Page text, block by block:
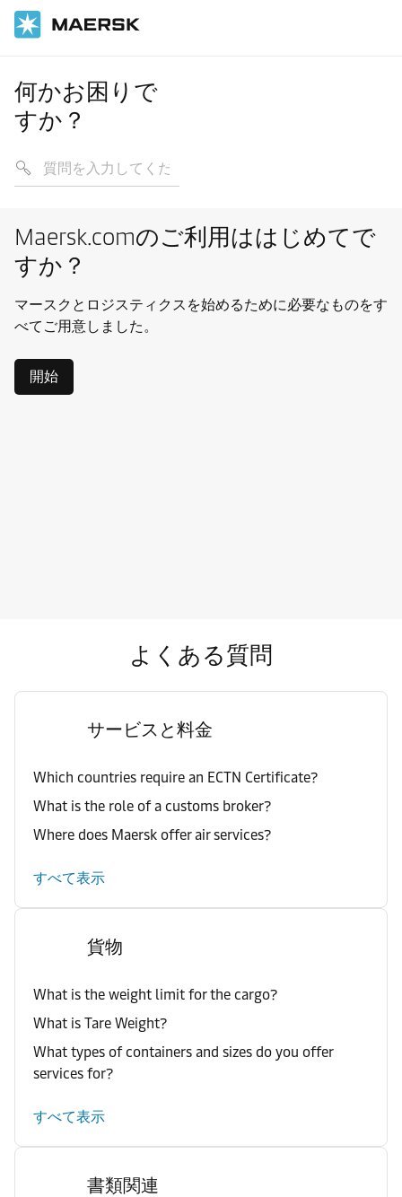
何かお困りで
すか？
Maersk.comのご利用ははじめてで
すか？
マースクとロジスティクスを始めるために必要なものをす
べてご用意しました。
開始
よくある質問
サービスと料金
Which countries require an ECTN Certificate?
What is the role of a customs broker?
Where does Maersk offer air services?
すべて表示
貨物
What is the weight limit for the cargo?
What is Tare Weight?
What types of containers and sizes do you offer
services for?
すべて表示
書類関連